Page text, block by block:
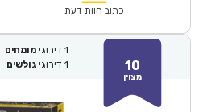
₪28.00.
₪19.90.כתוב חוות דעת
10
מצוין
1 דירוגי מומחים
1 דירוגי גולשים